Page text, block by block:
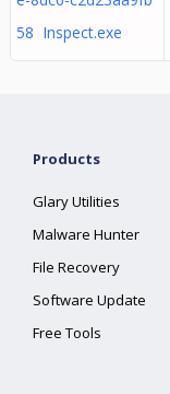
58 Inspect.exe
Products
Glary Utilities
Malware Hunter
File Recovery
Software Update
Free Tools